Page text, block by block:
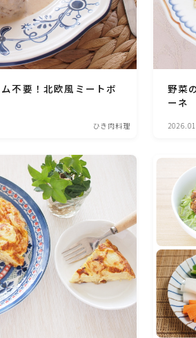
魚介料理
卵料理
野菜料理(ブロッコリー・カリフラワ
かぼちゃ・ゴーヤ)
野菜料理(キャベツ・白菜・ほうれ
ス・小松菜・にら)
野菜料理(ズッキーニ・コーン・いん
ら豆・えんどう・オクラ)
野菜料理(玉ねぎ・ねぎ・アボカド
セロリ・アスパラガス)
不要！北欧風ミートボ
ひき肉料理
野菜
ーネ